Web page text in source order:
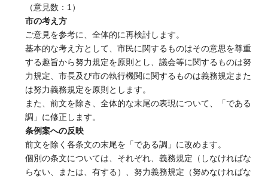
（意見数：1）
市の考え方
ご意見を参考に、全体的に再検討します。
基本的な考え方として、市民に関するものはその意思を尊重
する趣旨から努力規定を原則とし、議会等に関するものは努
力規定、市長及び市の執行機関に関するものは義務規定また
は努力義務規定を原則とします。
また、前文を除き、全体的な末尾の表現について、「である
調」に修正します。
条例案への反映
前文を除く各条文の末尾を「である調」に改めます。
個別の条文については、それぞれ、義務規定（しなければな
らない、または、有する）、努力義務規定（努めなければな